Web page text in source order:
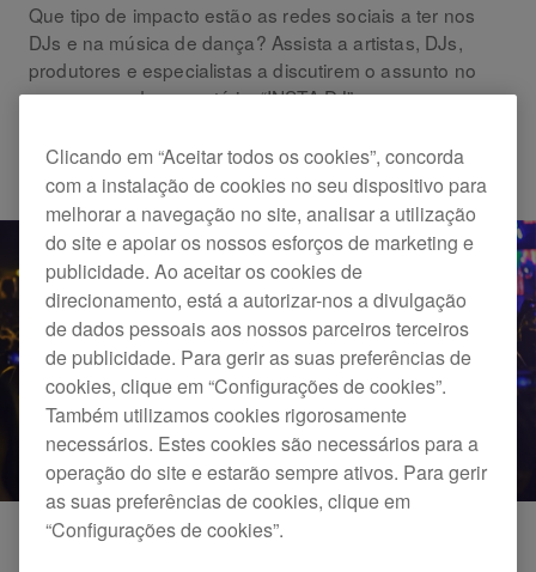
Que tipo de impacto estão as redes sociais a ter nos
DJs e na música de dança? Assista a artistas, DJs,
produtores e especialistas a discutirem o assunto no
nosso novo documentário, “INSTA DJ”.
Others
Clicando em “Aceitar todos os cookies”, concorda
com a instalação de cookies no seu dispositivo para
melhorar a navegação no site, analisar a utilização
do site e apoiar os nossos esforços de marketing e
publicidade. Ao aceitar os cookies de
direcionamento, está a autorizar-nos a divulgação
de dados pessoais aos nossos parceiros terceiros
de publicidade. Para gerir as suas preferências de
cookies, clique em “Configurações de cookies”.
Também utilizamos cookies rigorosamente
necessários. Estes cookies são necessários para a
operação do site e estarão sempre ativos. Para gerir
as suas preferências de cookies, clique em
“Configurações de cookies”.